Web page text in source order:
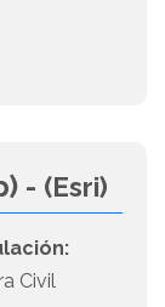
- (Esri)
Civil